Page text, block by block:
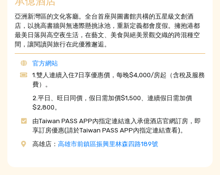
亞洲新灣區的文化客廳。全台首座與圖書館共構的五星級文創酒
店，以挑高書牆與無邊際懸挑泳池，重新定義都會度假。擁抱港都
最美日落與高空夜生活，在藝文、美食與絕美景觀交織的跨混種空
間，讓閱讀與旅行在此優雅邂逅。
官方網站
1.雙人連續入住7日享優惠價，每晚$4,000/房起（含稅及服務
費）。
2.平日、旺日同價，假日需加價$1,500、連續假日需加價
$2,800。
由Taiwan PASS APP內指定連結進入承億酒店官網訂房，即
享訂房優惠(請於Taiwan PASS APP內指定連結查看)。
高雄店： 高雄市前鎮區振興里林森四路189號